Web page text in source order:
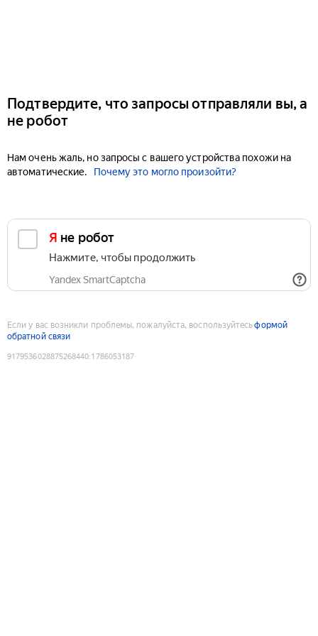
Подтвердите, что запросы отправляли вы, а
не робот
Нам очень жаль, но запросы с вашего устройства похожи на
автоматические.
Почему это могло произойти?
Я не робот
Нажмите, чтобы продолжить
Yandex SmartCaptcha
Если у вас возникли проблемы, пожалуйста, воспользуйтесьформой
обратной связи
9179536028875268440:1786053187